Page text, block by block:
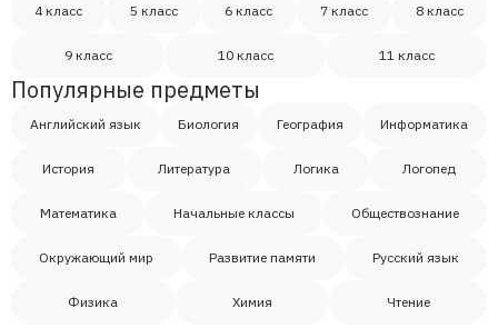
4 класс 5 класс 6 класс 7 класс 8 класс
9 класс 10 класс 11 класс
Популярные предметы
Английский язык Биология География Информатика
История Литература Логика Логопед
Математика Начальные классы Обществознание
Окружающий мир Развитие памяти Русский язык
Физика Химия Чтение